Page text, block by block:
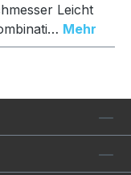
Leicht
Mehr